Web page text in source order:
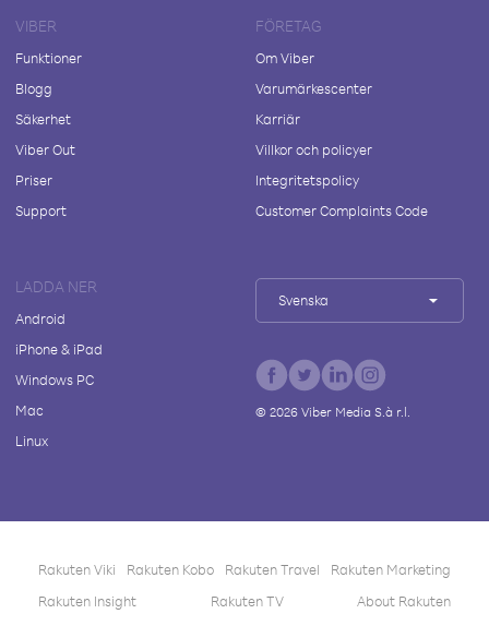
VIBER
Funktioner
Blogg
Säkerhet
Viber Out
Priser
Support
FÖRETAG
Om Viber
Varumärkescenter
Karriär
Villkor och policyer
Integritetspolicy
Customer Complaints Code
LADDA NER
Android
iPhone & iPad
Windows PC
Mac
Linux
Svenska
© 2026Viber Media S.à r.l.
Rakuten Viki Rakuten Kobo Rakuten Travel
Rakuten Marketing
Rakuten Insight
Rakuten TV About Rakuten